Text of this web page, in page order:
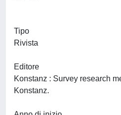
Tipo
Rivista
Editore
Konstanz : Survey research